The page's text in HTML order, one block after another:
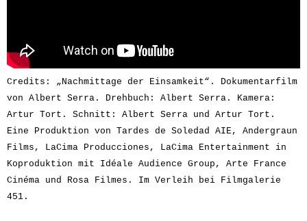
Credits: „Nachmittage der Einsamkeit“. Dokumentarfilm
von Albert Serra. Drehbuch: Albert Serra. Kamera:
Artur Tort. Schnitt: Albert Serra und Artur Tort.
Eine Produktion von Tardes de Soledad AIE, Andergraun
Films, LaCima Producciones, LaCima Entertainment in
Koproduktion mit Idéale Audience Group, Arte France
Cinéma und Rosa Filmes. Im Verleih bei Filmgalerie